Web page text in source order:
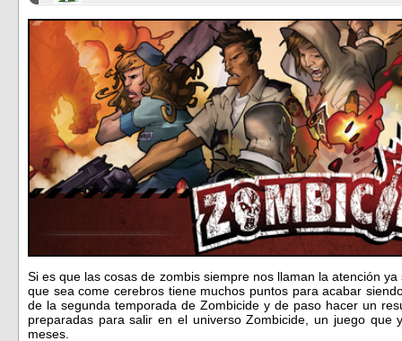
Si es que las cosas de zombis siempre nos llaman la atención
que sea come cerebros tiene muchos puntos para acabar
de la segunda temporada de Zombicide y de paso hacer un
preparadas para salir en el universo Zombicide, un juego que
meses.